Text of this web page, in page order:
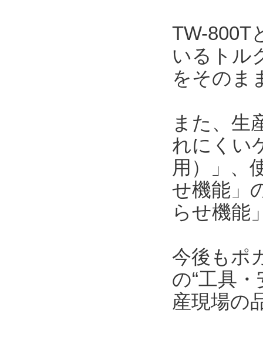
TW-800T
いるトル
をそのま
また、生
れにくい
用）」、
せ機能」
らせ機能
今後もポ
の“工具
産現場の